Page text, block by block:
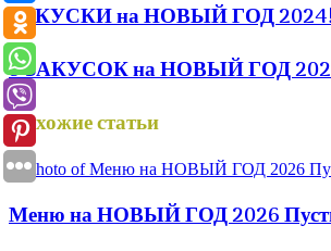
ЗАКУСКИ на НОВЫЙ ГОД 2024!
9 ЗАКУСОК на НОВЫЙ ГОД
Похожие статьи
Меню на НОВЫЙ ГОД 2026